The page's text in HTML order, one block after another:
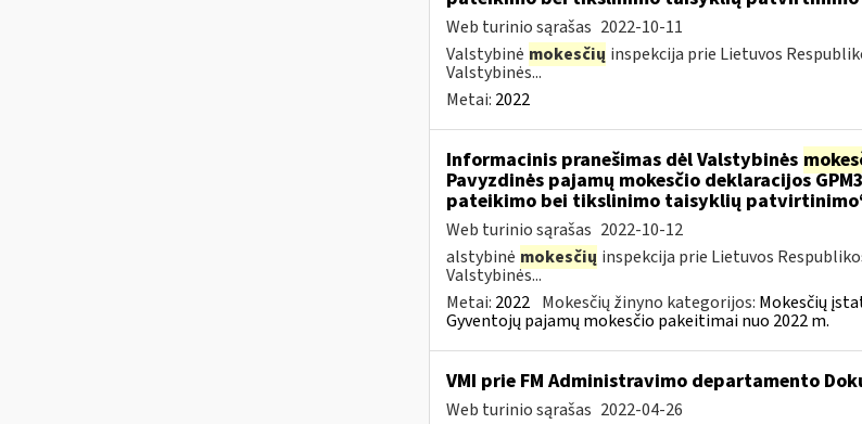
Web turinio sąrašas 2022-10-11
Valstybinė mokesčių inspekcija prie Lietuvos
Valstybinės...
Metai: 2022
Informacinis pranešimas dėl Valstybinės
Pavyzdinės pajamų mokesčio deklaracijos
pateikimo bei tikslinimo taisyklių
Web turinio sąrašas 2022-10-12
alstybinė mokesčių inspekcija prie Lietuvos
Valstybinės...
Metai: 2022 Mokesčių žinyno kategorijos: Mokesčių
Gyventojų pajamų mokesčio pakeitimai nuo 2022 m.
VMI prie FM Administravimo departamento
Web turinio sąrašas 2022-04-26